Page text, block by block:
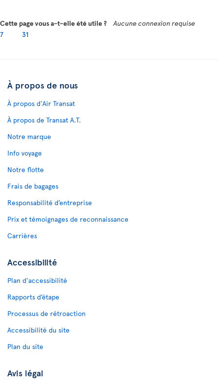
Cette page vous a-t-elle été utile ?
Aucune connexion requise
7
31
À propos de nous
À propos d'Air Transat
À propos de Transat A.T.
Notre marque
Info voyage
Notre flotte
Frais de bagages
Responsabilité d’entreprise
Prix et témoignages de reconnaissance
Carrières
Accessibilité
Plan d'accessibilité
Rapports d’étape
Processus de rétroaction
Accessibilité du site
Plan du site
Avis légal